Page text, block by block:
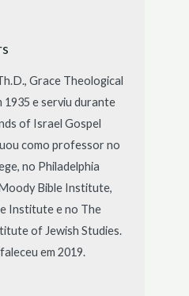
Grace Theological
1935 e serviu durante
of Israel Gospel
como professor no
no Philadelphia
Bible Institute,
Institute e no The
of Jewish Studies.
em 2019.